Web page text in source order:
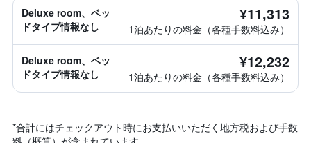
Deluxe room、ベッ
ドタイプ情報なし
¥11,313
1泊あたりの料金（各種手数料込み）
Deluxe room、ベッ
ドタイプ情報なし
¥12,232
1泊あたりの料金（各種手数料込み）
*合計にはチェックアウト時にお支払いいただく地方税および手数